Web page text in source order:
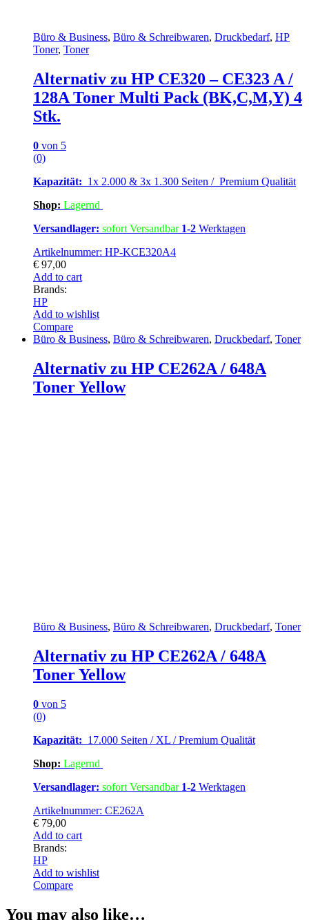
Büro & Business, Büro & Schreibwaren, Druckbedarf, HP
Toner, Toner
Alternativ zu HP CE320 – CE323 A /
128A Toner Multi Pack (BK,C,M,Y) 4
Stk.
0 von 5
(0)
Kapazität: 1x 2.000 & 3x 1.300 Seiten / Premium Qualität
Shop: Lagernd
Versandlager: sofort Versandbar 1-2 Werktagen
Artikelnummer: HP-KCE320A4
€ 97,00
Add to cart
Brands:
HP
Add to wishlist
Compare
Büro & Business, Büro & Schreibwaren, Druckbedarf, Toner
Alternativ zu HP CE262A / 648A
Toner Yellow
Büro & Business, Büro & Schreibwaren, Druckbedarf, Toner
Alternativ zu HP CE262A / 648A
Toner Yellow
0 von 5
(0)
Kapazität: 17.000 Seiten / XL / Premium Qualität
Shop: Lagernd
Versandlager: sofort Versandbar 1-2 Werktagen
Artikelnummer: CE262A
€ 79,00
Add to cart
Brands:
HP
Add to wishlist
Compare
You may also like…